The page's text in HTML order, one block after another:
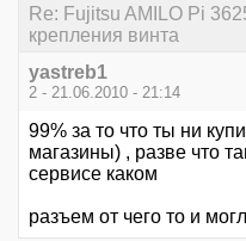
Re: Fujitsu AMILO Pi
крепления винта
yastreb1
2 - 21.06.2010 - 21:14
99% за то что ты ни
магазины) , разве что
сервисе каком
разъем от чего то и